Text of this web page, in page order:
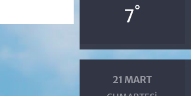
7°
21 MART